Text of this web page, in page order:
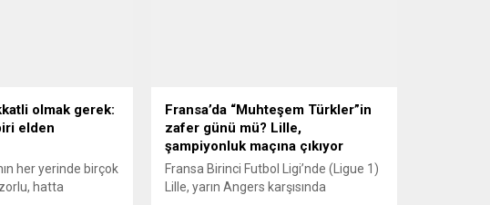
olmak gerek:
elden
her yerinde birçok
hatta
Fransa’da “Muhteşem Türkler”in
zafer günü mü? Lille,
şampiyonluk maçına çıkıyor
Fransa Birinci Futbol Ligi’nde (Ligue 1)
Lille, yarın Angers karşısında